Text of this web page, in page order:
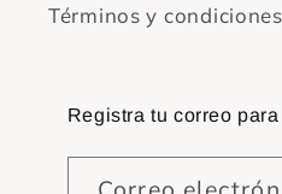
Términos y condiciones
Registra tu correo